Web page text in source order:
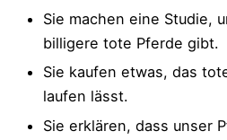
Sie machen eine Studie,
billigere tote Pferde gibt.
Sie kaufen etwas, das
laufen lässt.
Sie erklären, dass unser